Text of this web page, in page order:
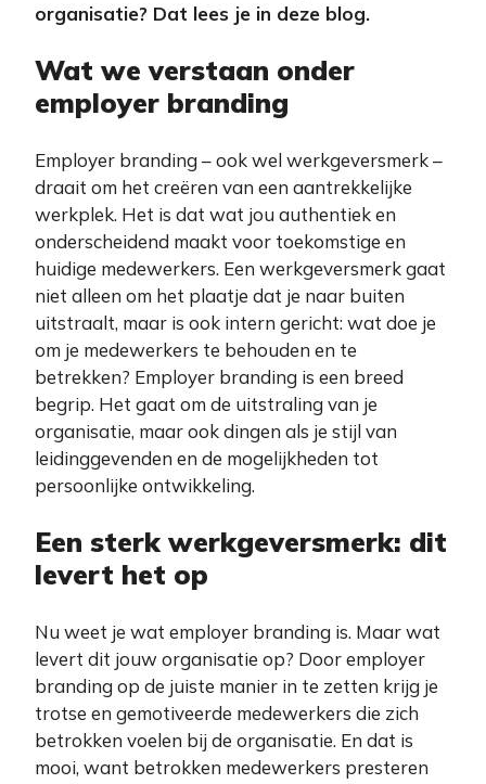
organisatie? Dat lees je in deze blog.
Wat we verstaan onder
employer branding
Employer branding – ook wel werkgeversmerk –
draait om het creëren van een aantrekkelijke
werkplek. Het is dat wat jou authentiek en
onderscheidend maakt voor toekomstige en
huidige medewerkers. Een werkgeversmerk gaat
niet alleen om het plaatje dat je naar buiten
uitstraalt, maar is ook intern gericht: wat doe je
om je medewerkers te behouden en te
betrekken? Employer branding is een breed
begrip. Het gaat om de uitstraling van je
organisatie, maar ook dingen als je stijl van
leidinggevenden en de mogelijkheden tot
persoonlijke ontwikkeling.
Een sterk werkgeversmerk: dit
levert het op
Nu weet je wat employer branding is. Maar wat
levert dit jouw organisatie op? Door employer
branding op de juiste manier in te zetten krijg je
trotse en gemotiveerde medewerkers die zich
betrokken voelen bij de organisatie. En dat is
mooi, want betrokken medewerkers presteren